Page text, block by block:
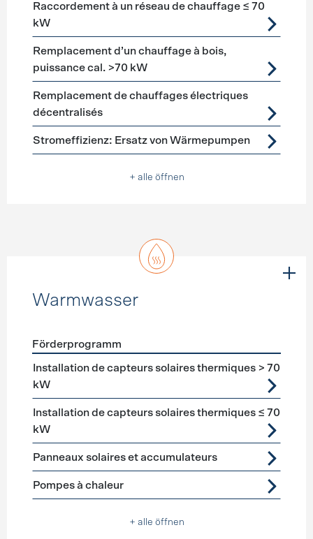
Raccordement à un réseau de chauffage ≤ 70
kW
Remplacement d’un chauffage à bois,
puissance cal. >70 kW
Remplacement de chauffages électriques
décentralisés
Stromeffizienz: Ersatz von Wärmepumpen
+ alle öffnen
Warmwasser
Förderprogramme Warmwasser
Förderprogramm
Installation de capteurs solaires thermiques > 70
kW
Installation de capteurs solaires thermiques ≤ 70
kW
Panneaux solaires et accumulateurs
Pompes à chaleur
+ alle öffnen